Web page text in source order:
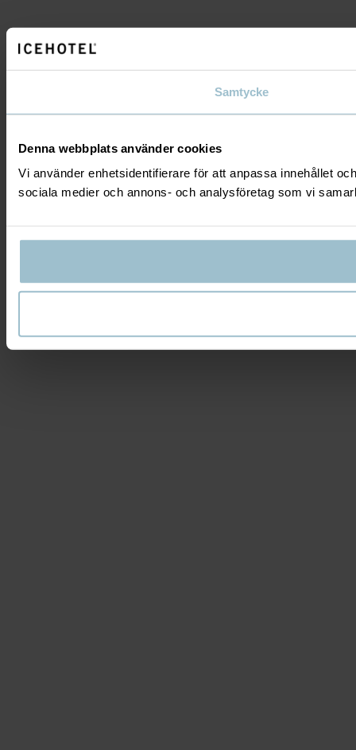
Samtycke
Denna webbplats använder cookies
Vi använder enhetsidentifierare för att anpassa innehållet
sociala medier och annons- och analysföretag som vi